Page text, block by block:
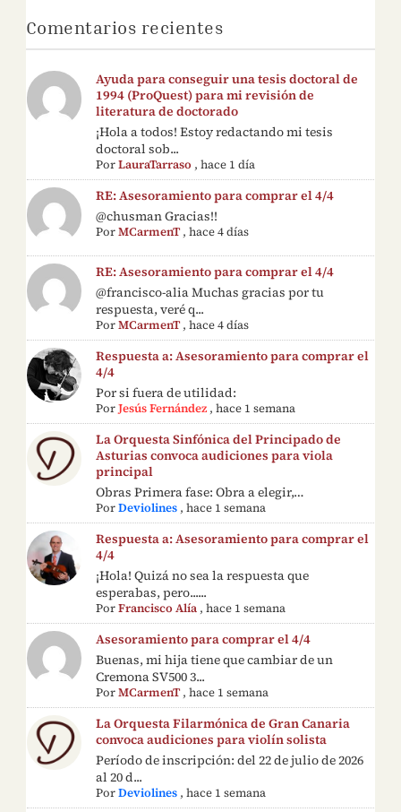
Comentarios recientes
Ayuda para conseguir una tesis doctoral de
1994 (ProQuest) para mi revisión de
literatura de doctorado
¡Hola a todos! Estoy redactando mi tesis
doctoral sob...
PorLauraTarraso ,hace 1 día
RE: Asesoramiento para comprar el 4/4
@chusman Gracias!!
PorMCarmenT,hace 4 días
RE: Asesoramiento para comprar el 4/4
@francisco-alia Muchas gracias por tu
respuesta, veré q...
PorMCarmenT,hace 4 días
Respuesta a: Asesoramiento para comprar el
4/4
Por si fuera de utilidad:
PorJesús Fernández ,hace 1 semana
La Orquesta Sinfónica del Principado de
Asturias convoca audiciones para viola
principal
Obras Primera fase: Obra a elegir,…
PorDeviolines ,hace 1 semana
Respuesta a: Asesoramiento para comprar el
4/4
¡Hola! Quizá no sea la respuesta que
esperabas, pero......
PorFrancisco Alía ,hace 1 semana
Asesoramiento para comprar el 4/4
Buenas, mi hija tiene que cambiar de un
Cremona SV500 3...
PorMCarmenT,hace 1 semana
La Orquesta Filarmónica de Gran Canaria
convoca audiciones para violín solista
Período de inscripción: del 22 de julio de 2026
al 20 d...
PorDeviolines ,hace 1 semana